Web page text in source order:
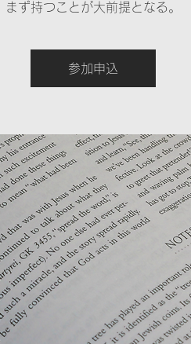
まず持つことが大前提となる。
参加申込